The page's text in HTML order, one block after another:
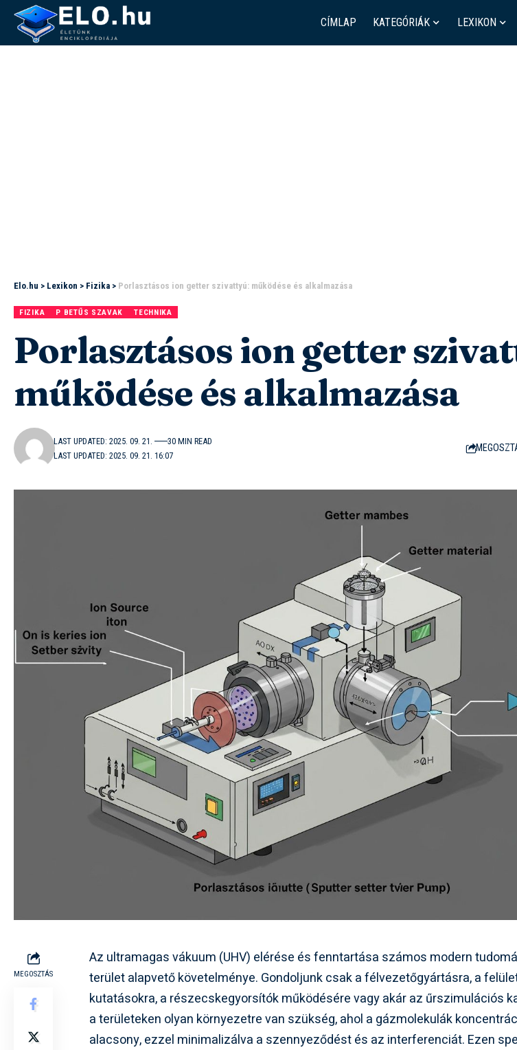
CÍMLAP KATEGÓRIÁK LEXIKON
Elo.hu > Lexikon > Fizika > Porlasztásos ion getter szivattyú: működése és alkalmazása
FIZIKA P BETŰS SZAVAK TECHNIKA
Porlasztásos ion getter
működése és alkalmazása
LAST UPDATED: 2025. 09. 21. 16:07
LAST UPDATED: 2025. 09. 21. 30 MIN READ
MEGOSZTÁS
Az ultramagas vákuum (UHV) elérése és fenntartása számos modern
terület alapvető követelménye. Gondoljunk csak a félvezetőgyártásra, a
kutatásokra, a részecskegyorsítók működésére vagy akár az űrszimulációs
a területeken olyan környezetre van szükség, ahol a gázmolekulák
alacsony, ezzel minimalizálva a szennyeződést és az interferenciát. Ezen